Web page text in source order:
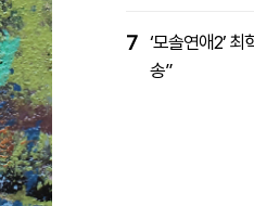
7 ‘모솔연애2’ 최혁준, “시청자 불편
송”